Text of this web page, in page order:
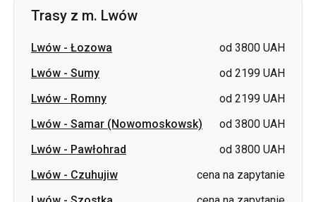
Trasy z m. Lwów
Lwów - Łozowa
od 3800 UAH
Lwów - Sumy
od 2199 UAH
Lwów - Romny
od 2199 UAH
Lwów - Samar (Nowomoskowsk)
od 3800 UAH
Lwów - Pawłohrad
od 3800 UAH
Lwów - Czuhujiw
cena na zapytanie